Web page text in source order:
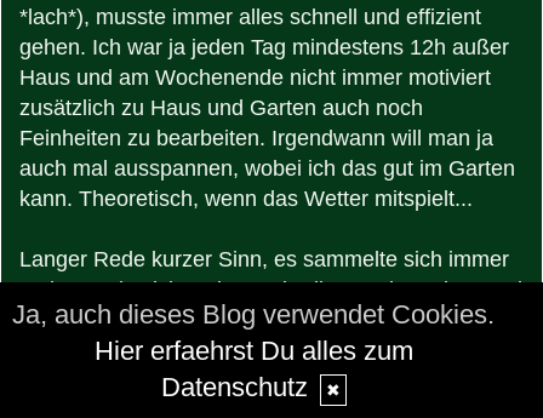
*lach*), musste immer alles schnell und effizient
gehen. Ich war ja jeden Tag mindestens 12h außer
Haus und am Wochenende nicht immer motiviert
zusätzlich zu Haus und Garten auch noch
Feinheiten zu bearbeiten. Irgendwann will man ja
auch mal ausspannen, wobei ich das gut im Garten
kann. Theoretisch, wenn das Wetter mitspielt...
Langer Rede kurzer Sinn, es sammelte sich immer
mehr an, das ich meinte unbedingt zu brauchen und
somit kaufen zu müssen. Hauptsächlich Dinge für
den Garten, Anzuchtzubehör, Samen,
Gartenkleingeräte und so weiter und so fort.
Weggeräumt und gut, ich kam eh nicht groß dazu
Ja, auch dieses Blog verwendet Cookies.
Hier erfaehrst Du alles zum
Datenschutz
✖